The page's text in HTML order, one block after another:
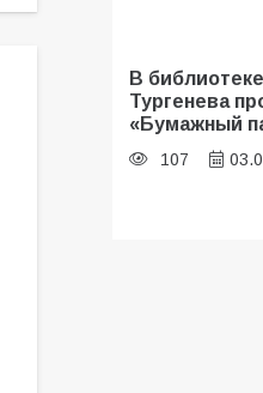
В
Тургенева
«Бумажный
107